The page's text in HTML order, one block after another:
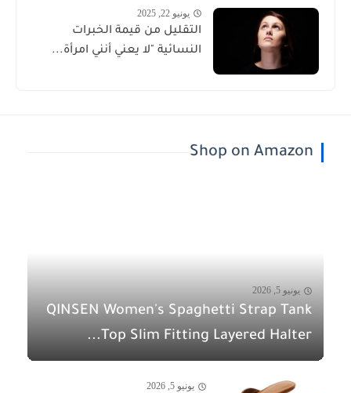
يونيو 22, 2025
التقليل من قيمة الخبرات
النسائية "لا يعني أنني امرأة...
Shop on Amazon
يونيو 5, 2026
QINSEN Women's Spaghetti Strap Tank
Top Slim Fitting Layered Halter...
يونيو 5, 2026